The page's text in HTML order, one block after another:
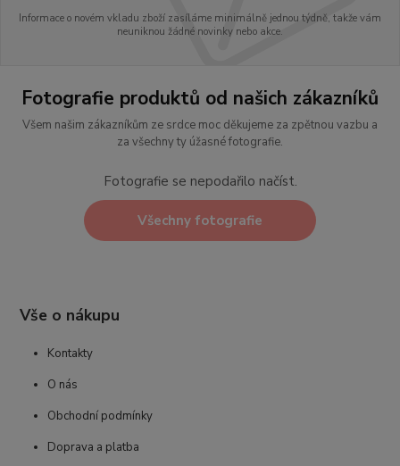
Informace o novém vkladu zboží zasíláme minimálně jednou týdně, takže vám
neuniknou žádné novinky nebo akce.
Fotografie produktů od našich zákazníků
Všem našim zákazníkům ze srdce moc děkujeme za zpětnou vazbu a
za všechny ty úžasné fotografie.
Fotografie se nepodařilo načíst.
Všechny fotografie
Vše o nákupu
Kontakty
O nás
Obchodní podmínky
Doprava a platba